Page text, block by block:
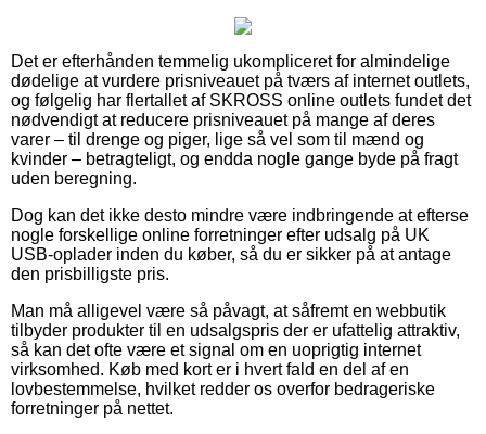
Det er efterhånden temmelig ukompliceret for almindelige
dødelige at vurdere prisniveauet på tværs af internet outlets,
og følgelig har flertallet af SKROSS online outlets fundet det
nødvendigt at reducere prisniveauet på mange af deres
varer – til drenge og piger, lige så vel som til mænd og
kvinder – betragteligt, og endda nogle gange byde på fragt
uden beregning.
Dog kan det ikke desto mindre være indbringende at efterse
nogle forskellige online forretninger efter udsalg på UK
USB-oplader inden du køber, så du er sikker på at antage
den prisbilligste pris.
Man må alligevel være så påvagt, at såfremt en webbutik
tilbyder produkter til en udsalgspris der er ufattelig attraktiv,
så kan det ofte være et signal om en uoprigtig internet
virksomhed. Køb med kort er i hvert fald en del af en
lovbestemmelse, hvilket redder os overfor bedrageriske
forretninger på nettet.